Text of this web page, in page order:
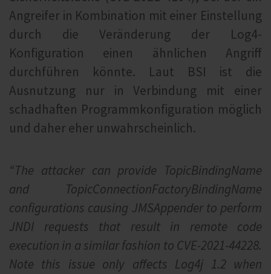
Angreifer in Kombination mit einer Einstellung
durch die Veränderung der Log4-
Konfiguration einen ähnlichen Angriff
durchführen könnte. Laut BSI ist die
Ausnutzung nur in Verbindung mit einer
schadhaften Programmkonfiguration möglich
und daher eher unwahrscheinlich.
“The attacker can provide TopicBindingName
and TopicConnectionFactoryBindingName
configurations causing JMSAppender to perform
JNDI requests that result in remote code
execution in a similar fashion to CVE-2021-44228.
Note this issue only affects Log4j 1.2 when